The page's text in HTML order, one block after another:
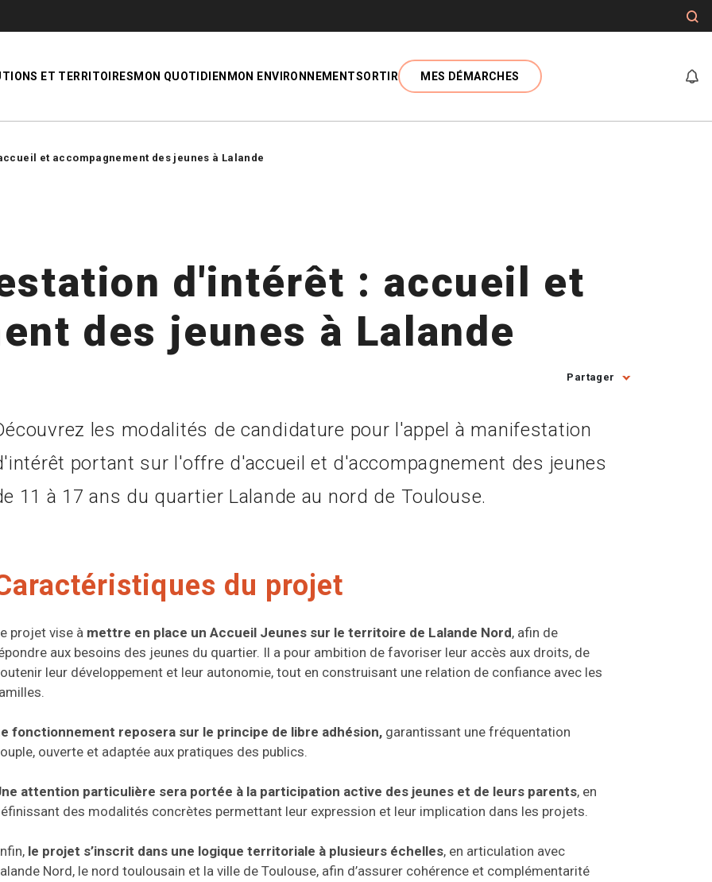
ET TERRITOIRES MON QUOTIDIEN MON ENVIRONNEMENTSORTIR MES DÉMARCHES
et accompagnement des jeunes à Lalande
d'intérêt : accueil et
des jeunes à Lalande
Partager
les modalités de candidature pour l'appel à manifestation
portant sur l'offre d'accueil et d'accompagnement des jeunes
11 à 17 ans du quartier Lalande au nord de Toulouse.
du projet
projet vise à mettre en place un Accueil Jeunes sur le territoire de Lalande Nord, afin de
aux besoins des jeunes du quartier. Il a pour ambition de favoriser leur accès aux droits, de
leur développement et leur autonomie, tout en construisant une relation de confiance avec les
fonctionnement reposera sur le principe de libre adhésion,garantissant une fréquentation
ouverte et adaptée aux pratiques des publics.
attention particulière sera portée à la participation active des jeunes et de leurs parents, en
des modalités concrètes permettant leur expression et leur implication dans les projets.
le projet s’inscrit dans une logique territoriale à plusieurs échelles, en articulation avec
Nord, le nord toulousain et la ville de Toulouse, afin d’assurer cohérence et complémentarité